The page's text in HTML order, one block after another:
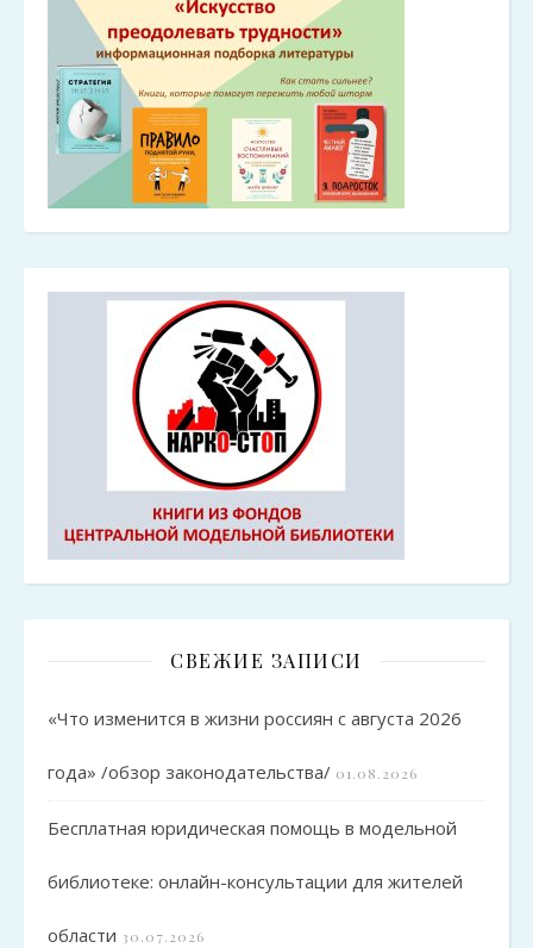
СВЕЖИЕ ЗАПИСИ
«Что изменится в жизни россиян с августа 2026
года» /обзор законодательства/ 01.08.2026
Бесплатная юридическая помощь в модельной
библиотеке: онлайн-консультации для жителей
области 30.07.2026